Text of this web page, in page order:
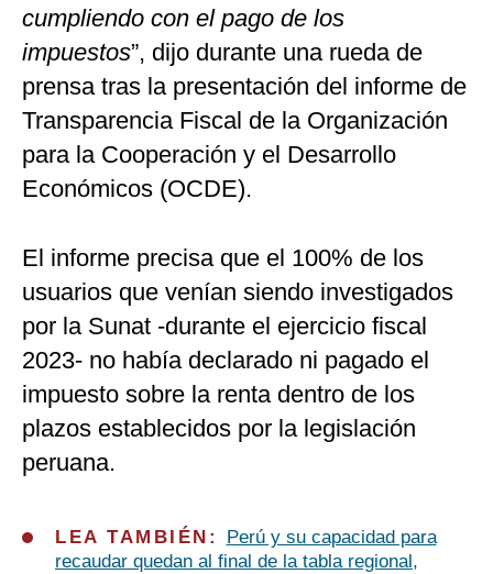
cumpliendo con el pago de los
impuestos”, dijo durante una rueda de
prensa tras la presentación del informe de
Transparencia Fiscal de la Organización
para la Cooperación y el Desarrollo
Económicos (OCDE).
El informe precisa que el 100% de los
usuarios que venían siendo investigados
por la Sunat -durante el ejercicio fiscal
2023- no había declarado ni pagado el
impuesto sobre la renta dentro de los
plazos establecidos por la legislación
peruana.
LEA TAMBIÉN:
Perú y su capacidad para
recaudar quedan al final de la tabla regional,